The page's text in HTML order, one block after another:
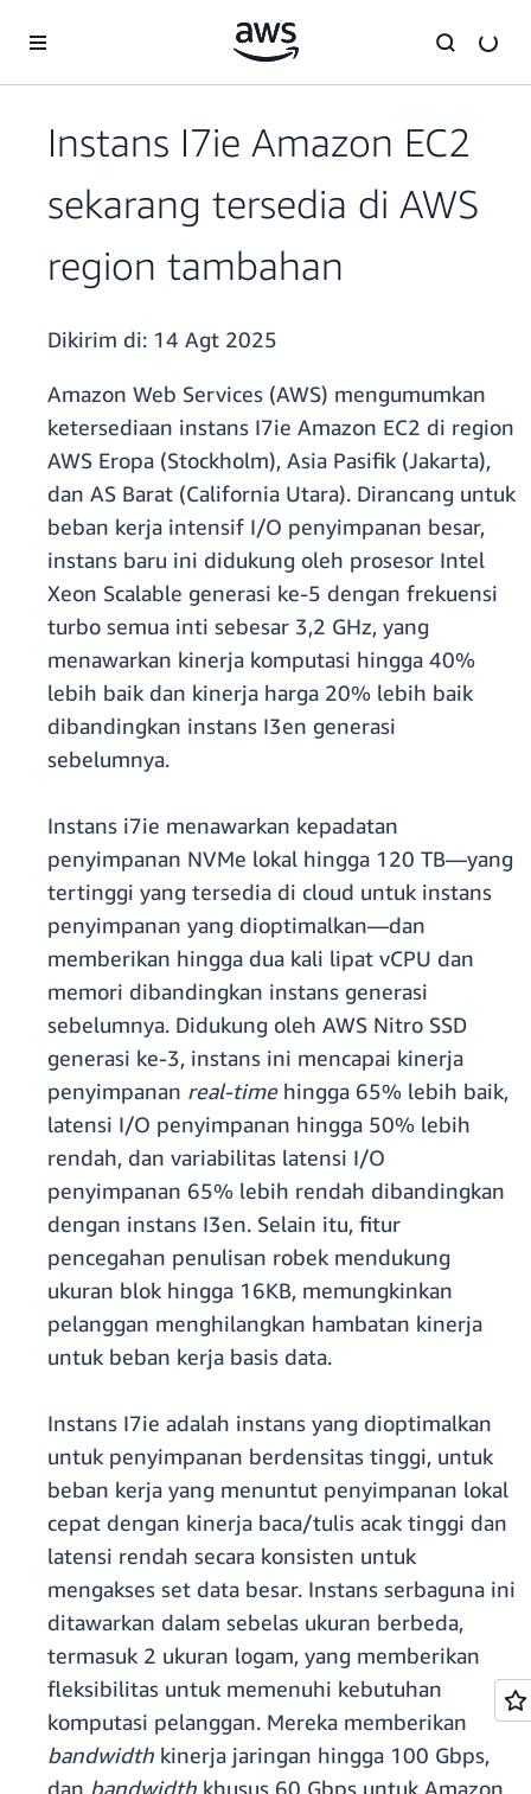
Instans I7ie Amazon EC2
sekarang tersedia di AWS
region tambahan
Dikirim di: 14 Agt 2025
Amazon Web Services (AWS) mengumumkan
ketersediaan instans I7ie Amazon EC2 di region
AWS Eropa (Stockholm), Asia Pasifik (Jakarta),
dan AS Barat (California Utara). Dirancang untuk
beban kerja intensif I/O penyimpanan besar,
instans baru ini didukung oleh prosesor Intel
Xeon Scalable generasi ke-5 dengan frekuensi
turbo semua inti sebesar 3,2 GHz, yang
menawarkan kinerja komputasi hingga 40%
lebih baik dan kinerja harga 20% lebih baik
dibandingkan instans I3en generasi
sebelumnya.
Instans i7ie menawarkan kepadatan
penyimpanan NVMe lokal hingga 120 TB—yang
tertinggi yang tersedia di cloud untuk instans
penyimpanan yang dioptimalkan—dan
memberikan hingga dua kali lipat vCPU dan
memori dibandingkan instans generasi
sebelumnya. Didukung oleh AWS Nitro SSD
generasi ke-3, instans ini mencapai kinerja
penyimpanan real-timehingga 65% lebih baik,
latensi I/O penyimpanan hingga 50% lebih
rendah, dan variabilitas latensi I/O
penyimpanan 65% lebih rendah dibandingkan
dengan instans I3en. Selain itu, fitur
pencegahan penulisan robek mendukung
ukuran blok hingga 16KB, memungkinkan
pelanggan menghilangkan hambatan kinerja
untuk beban kerja basis data.
Instans I7ie adalah instans yang dioptimalkan
untuk penyimpanan berdensitas tinggi, untuk
beban kerja yang menuntut penyimpanan lokal
cepat dengan kinerja baca/tulis acak tinggi dan
latensi rendah secara konsisten untuk
mengakses set data besar. Instans serbaguna ini
ditawarkan dalam sebelas ukuran berbeda,
termasuk 2 ukuran logam, yang memberikan
fleksibilitas untuk memenuhi kebutuhan
komputasi pelanggan. Mereka memberikan
bandwidth kinerja jaringan hingga 100 Gbps,
dan bandwidth khusus 60 Gbps untuk Amazon